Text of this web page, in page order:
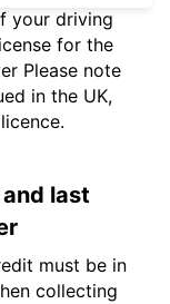
your driving
for the
Please note
in the UK,
last
must be in
collecting